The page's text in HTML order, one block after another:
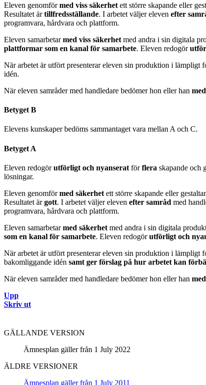
Eleven genomförmed viss säkerhet ett större skapande eller
Resultatet ärtillfredsställande. I arbetet väljer eleven efter
programvara, hårdvara och plattform.
Eleven samarbetarmed viss säkerhet med andra i sin digitala
plattformar som en kanal för samarbete. Eleven redogör
När arbetet är utfört presenterar eleven sin produktion i lämpligt
idén.
När eleven samråder med handledare bedömer hon eller han
Betyget B
Elevens kunskaper bedöms sammantaget vara mellan A och C.
Betyget A
Eleven redogörutförligt och nyanserat förflera skapande och
lösningar.
Eleven genomförmed säkerhet ett större skapande eller
Resultatet ärgott. I arbetet väljer eleven efter samråd med
programvara, hårdvara och plattform.
Eleven samarbetarmed säkerhet med andra i sin digitala
som en kanal för samarbete. Eleven redogörutförligt och
När arbetet är utfört presenterar eleven sin produktion i lämpligt
bakomliggande idén samt ger förslag på hur arbetet kan
När eleven samråder med handledare bedömer hon eller han
Upp
Skriv ut
GÄLLANDE VERSION
Ämnesplan gäller från 1 July 2022
ÄLDRE VERSIONER
Ämnesplan gäller från 1 July 2011